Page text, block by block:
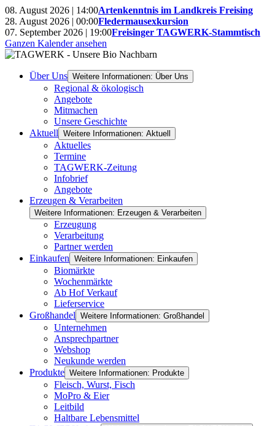
08. August 2026 | 14:00Artenkenntnis im Landkreis Freising
28. August 2026 | 00:00Fledermausexkursion
07. September 2026 | 19:00Freisinger TAGWERK-Stammtisch
Ganzen Kalender ansehen
Über Uns Weitere Informationen: Über Uns
Regional & ökologisch
Angebote
Mitmachen
Unsere Geschichte
Aktuell Weitere Informationen: Aktuell
Aktuelles
Termine
TAGWERK-Zeitung
Infobrief
Angebote
Erzeugen & Verarbeiten
Weitere Informationen: Erzeugen & Verarbeiten
Erzeugung
Verarbeitung
Partner werden
Einkaufen Weitere Informationen: Einkaufen
Biomärkte
Wochenmärkte
Ab Hof Verkauf
Lieferservice
Großhandel Weitere Informationen: Großhandel
Unternehmen
Ansprechpartner
Webshop
Neukunde werden
Produkte Weitere Informationen: Produkte
Fleisch, Wurst, Fisch
MoPro & Eier
Leitbild
Haltbare Lebensmittel